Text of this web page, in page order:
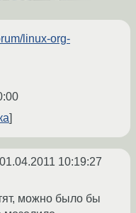
linux-org-
01.04.2011 10:19:27
можно было бы